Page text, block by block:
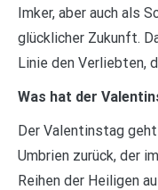
Imker, aber auch als
glücklicher Zukunft.
Linie den Verliebten,
Was hat der
Der Valentinstag
Umbrien zurück, der
Reihen der Heiligen